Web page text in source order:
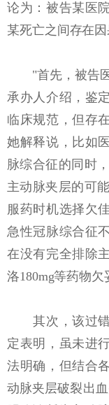
论为：被告某医
某死亡之间存在
"首先，被告医
承办人介绍，鉴
临床规范，但存
她解释说，比如
脉综合征的同时
主动脉夹层的可
服药时机选择欠
急性冠脉综合征
在没有完全排除
洛180mg等药物欠
其次，该过错
定表明，虽未进
法明确，但结合
动脉夹层破裂出